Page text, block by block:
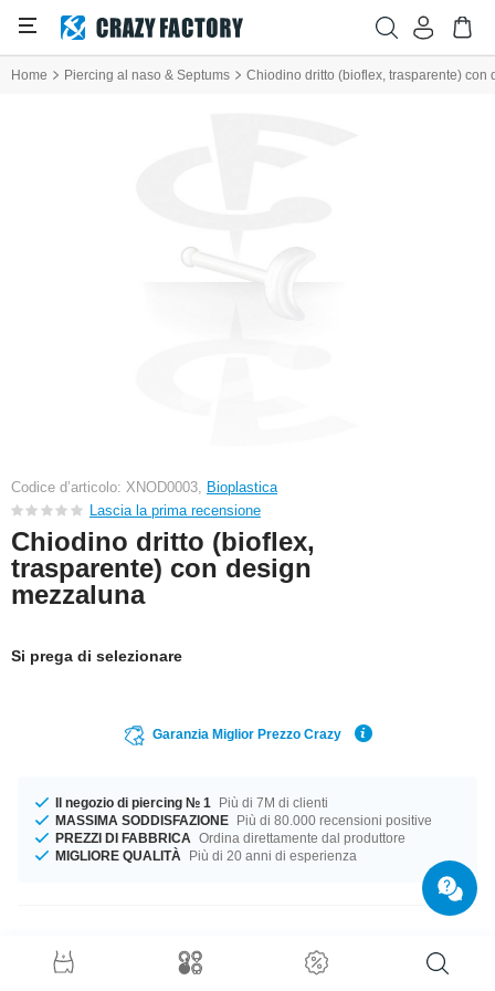
Home Piercing al naso & Septums Chiodino dritto (bioflex, trasparente) con
Codice d’articolo: XNOD0003, Bioplastica
Lascia la prima recensione
Chiodino dritto (bioflex,
trasparente) con design
mezzaluna
Si prega di selezionare
Garanzia Miglior Prezzo Crazy
Il negozio di piercing № 1
Più di 7M di clienti
MASSIMA SODDISFAZIONE Più di 80.000 recensioni positive
PREZZI DI FABBRICA Ordina direttamente dal produttore
MIGLIORE QUALITÀ
Più di 20 anni di esperienza
Dettagli prodotto